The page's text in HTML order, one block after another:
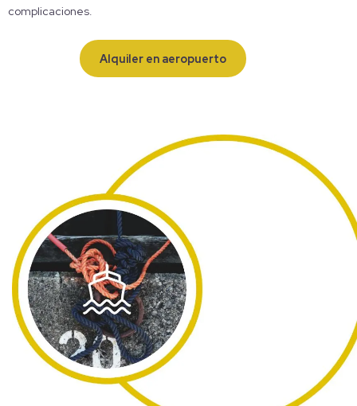
complicaciones.
Alquiler en aeropuerto